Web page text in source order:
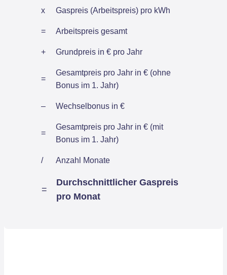
x Gaspreis (Arbeitspreis) pro kWh
= Arbeitspreis gesamt
+ Grundpreis in € pro Jahr
=
Gesamtpreis pro Jahr in € (ohne
Bonus im 1. Jahr)
– Wechselbonus in €
=
Gesamtpreis pro Jahr in € (mit
Bonus im 1. Jahr)
/ Anzahl Monate
=
Durchschnittlicher Gaspreis
pro Monat